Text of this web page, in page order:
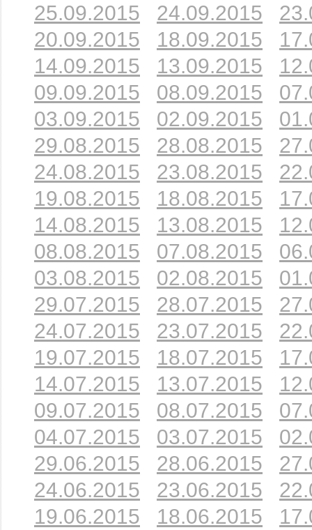
25.09.2015
24.09.2015
20.09.2015
18.09.2015
14.09.2015
13.09.2015
09.09.2015
08.09.2015
03.09.2015
02.09.2015
29.08.2015
28.08.2015
24.08.2015
23.08.2015
19.08.2015
18.08.2015
14.08.2015
13.08.2015
08.08.2015
07.08.2015
03.08.2015
02.08.2015
29.07.2015
28.07.2015
24.07.2015
23.07.2015
19.07.2015
18.07.2015
14.07.2015
13.07.2015
09.07.2015
08.07.2015
04.07.2015
03.07.2015
29.06.2015
28.06.2015
24.06.2015
23.06.2015
19.06.2015
18.06.2015